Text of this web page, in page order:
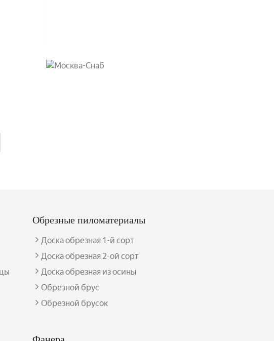
Обрезные пиломатериалы
Доска обрезная 1-й сорт
Доска обрезная 2-ой сорт
Доска обрезная из осины
Обрезной брус
Обрезной брусок